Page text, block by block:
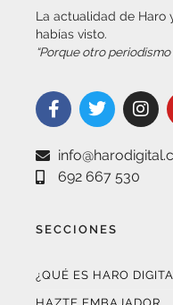
La actualidad de Haro
habías visto.
“Porque otro periodismo
692 667 530
SECCIONES
¿QUÉ ES HARO